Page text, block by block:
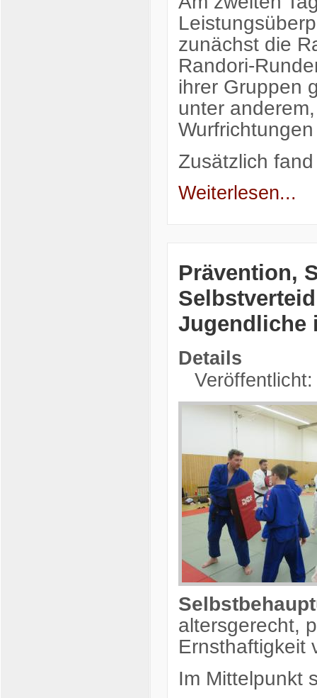
zunächst die
Randori-
ihrer Gruppen
unter
Zusätzlich
Weiterlesen...
Prävention,
Jugendliche
Details
altersgerecht,
Ernsthaftigkeit
Im Mittelpunkt